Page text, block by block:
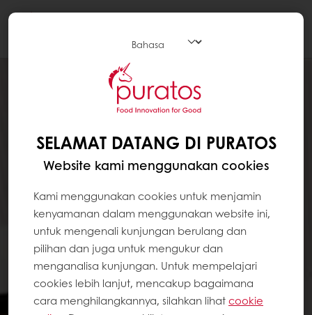
SELAMAT DATANG DI PURATOS
Website kami menggunakan cookies
Kami menggunakan cookies untuk menjamin
kenyamanan dalam menggunakan website ini,
untuk mengenali kunjungan berulang dan
pilihan dan juga untuk mengukur dan
menganalisa kunjungan. Untuk mempelajari
cookies lebih lanjut, mencakup bagaimana
cara menghilangkannya, silahkan lihatcookie